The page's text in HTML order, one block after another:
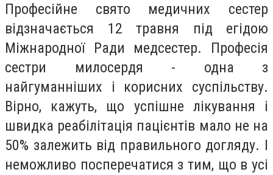
Професійне свято медичних сестер
відзначається 12 травня під егідою
Міжнародної Ради медсестер. Професія
сестри милосердя - одна з
найгуманніших і корисних суспільству.
Вірно, кажуть, що успішне лікування і
швидка реабілітація пацієнтів мало не на
50% залежить від правильного догляду. І
неможливо посперечатися з тим, що в усі